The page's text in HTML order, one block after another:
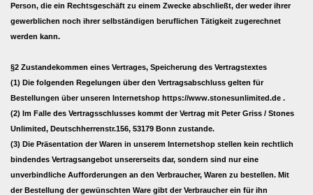
Person, die ein Rechtsgeschäft zu einem Zwecke abschließt, der weder ihrer
gewerblichen noch ihrer selbständigen beruflichen Tätigkeit zugerechnet
werden kann.
§2 Zustandekommen eines Vertrages, Speicherung des Vertragstextes
(1) Die folgenden Regelungen über den Vertragsabschluss gelten für
Bestellungen über unseren Internetshop https://www.stonesunlimited.de .
(2) Im Falle des Vertragsschlusses kommt der Vertrag mit Peter Griss / Stones
Unlimited, Deutschherrenstr.156, 53179 Bonn zustande.
(3) Die Präsentation der Waren in unserem Internetshop stellen kein rechtlich
bindendes Vertragsangebot unsererseits dar, sondern sind nur eine
unverbindliche Aufforderungen an den Verbraucher, Waren zu bestellen. Mit
der Bestellung der gewünschten Ware gibt der Verbraucher ein für ihn